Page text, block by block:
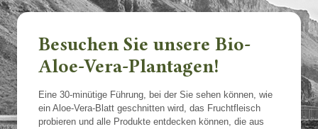
Besuchen Sie unsere Bio-
Aloe-Vera-Plantagen!
Eine 30-minütige Führung, bei der Sie sehen können, wie
ein Aloe-Vera-Blatt geschnitten wird, das Fruchtfleisch
probieren und alle Produkte entdecken können, die aus